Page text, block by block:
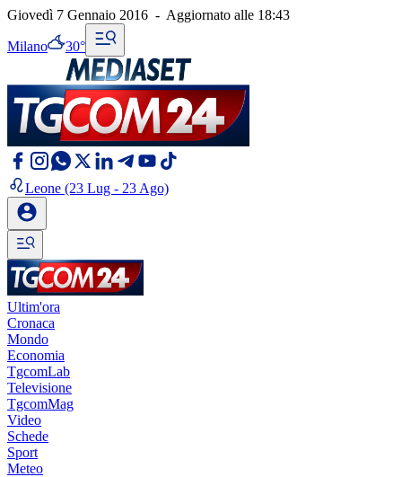
Giovedì 7 Gennaio 2016 - Aggiornato alle 18:43
Milano 30°
Leone (23 Lug - 23 Ago)
Ultim'ora
Cronaca
Mondo
Economia
TgcomLab
Televisione
TgcomMag
Video
Schede
Sport
Meteo